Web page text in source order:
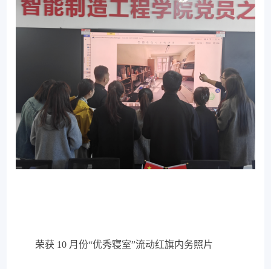
荣获 10 月份“优秀寝室”流动红旗内务照片